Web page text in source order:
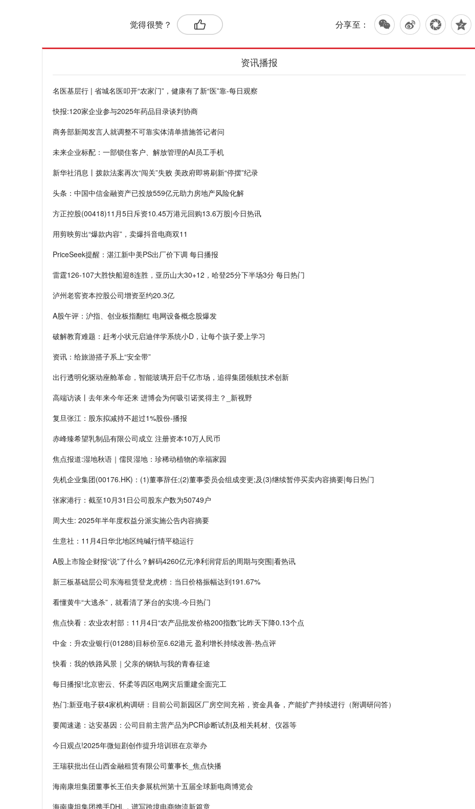
觉得很赞？ 分享至：
资讯播报
名医基层行 | 省城名医叩开“农家门”，健康有了新“医”靠-每日观察
快报:120家企业参与2025年药品目录谈判协商
商务部新闻发言人就调整不可靠实体清单措施答记者问
未来企业标配：一部锁住客户、解放管理的AI员工手机
新华社消息丨拨款法案再次“闯关”失败 美政府即将刷新“停摆”纪录
头条：中国中信金融资产已投放559亿元助力房地产风险化解
方正控股(00418)11月5日斥资10.45万港元回购13.6万股|今日热讯
用剪映剪出“爆款内容”，卖爆抖音电商双11
PriceSeek提醒：湛江新中美PS出厂价下调 每日播报
雷霆126-107大胜快船迎8连胜，亚历山大30+12，哈登25分下半场3分 每日热门
泸州老窖资本控股公司增资至约20.3亿
A股午评：沪指、创业板指翻红 电网设备概念股爆发
破解教育难题：赶考小状元启迪伴学系统小D，让每个孩子爱上学习
资讯：​给旅游搭子系上“安全带”
出行透明化驱动座舱革命，智能玻璃开启千亿市场，追得集团领航技术创新
高端访谈丨去年来今年还来 进博会为何吸引诺奖得主？_新视野
复旦张江：股东拟减持不超过1%股份-播报
赤峰臻希望乳制品有限公司成立 注册资本10万人民币
焦点报道:湿地秋语｜儒艮湿地：珍稀动植物的幸福家园
先机企业集团(00176.HK)：(1)董事辞任;(2)董事委员会组成变更;及(3)继续暂停买卖内容摘要|每日热门
张家港行：截至10月31日公司股东户数为50749户
周大生: 2025年半年度权益分派实施公告内容摘要
生意社：11月4日华北地区纯碱行情平稳运行
A股上市险企财报“说”了什么？解码4260亿元净利润背后的周期与突围|看热讯
新三板基础层公司东海租赁登龙虎榜：当日价格振幅达到191.67%
看懂黄牛“大逃杀”，就看清了茅台的实境-今日热门
焦点快看：农业农村部：11月4日“农产品批发价格200指数”比昨天下降0.13个点
中金：升农业银行(01288)目标价至6.62港元 盈利增长持续改善-热点评
快看：我的铁路风景｜父亲的钢轨与我的青春征途
每日播报!北京密云、怀柔等四区电网灾后重建全面完工
热门:新亚电子获4家机构调研：目前公司新园区厂房空间充裕，资金具备，产能扩产持续进行（附调研问答）
要闻速递：达安基因：公司目前主营产品为PCR诊断试剂及相关耗材、仪器等
今日观点!2025年微短剧创作提升培训班在京举办
王瑞获批出任山西金融租赁有限公司董事长_焦点快播
海南康坦集团董事长王伯夫参展杭州第十五届全球新电商博览会
海南康坦集团携手DHL，谱写跨境电商物流新篇章